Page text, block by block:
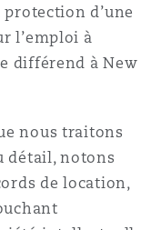
et espace
du fabricant
biens
d’une
l’emploi à
différend à New
nous traitons
détail, notons
de location,